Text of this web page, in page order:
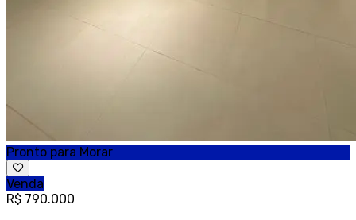
Pronto para Morar
Venda
R$ 790.000